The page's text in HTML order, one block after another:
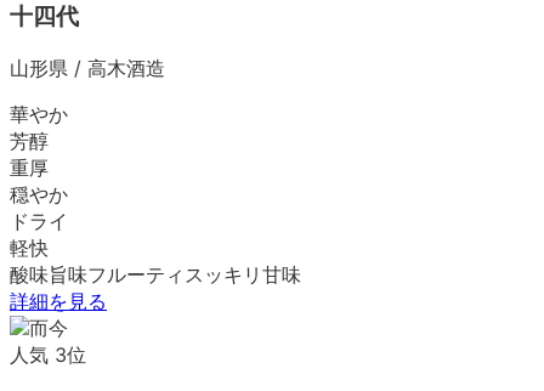
十四代
山形県 / 高木酒造
華やか
芳醇
重厚
穏やか
ドライ
軽快
酸味旨味フルーティ スッキリ 甘味
詳細を見る
人気 3位